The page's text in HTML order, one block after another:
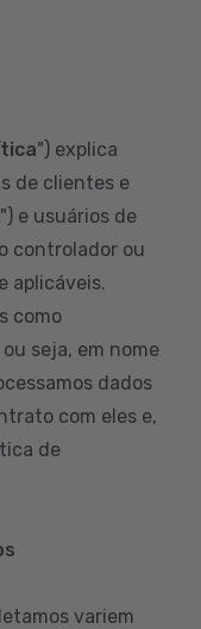
") explica
de clientes e
") e usuários de
controlador ou
aplicáveis.
como
seja, em nome
dados
com eles e,
de
variem